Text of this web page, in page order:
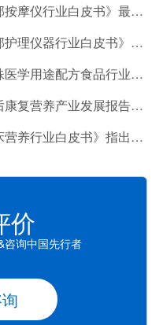
尚普咨询集团《2026中国眼部按摩仪行业白皮书》最新数据：行业竞争重心转向技术、功能、品牌、服务综合竞争
尚普咨询集团《2026中国眼部护理仪器行业白皮书》最新数据：居民日均上网时长突破5.5小时，干眼症患者超3.6亿
尚普咨询集团《2026中国特殊医学用途配方食品行业白皮书》聚焦配方科学性，强调“专研配方”与“全产业链品控”构成行业壁垒
尚普咨询集团《2026中国术后康复营养产业发展报告》分析：规范使用特医食品可显著改善康复质量指标
尚普咨询集团《2026中国临床营养行业白皮书》指出：临床营养支持正从“补充型”向“精准吸收型”跨越
价
询中国先行者